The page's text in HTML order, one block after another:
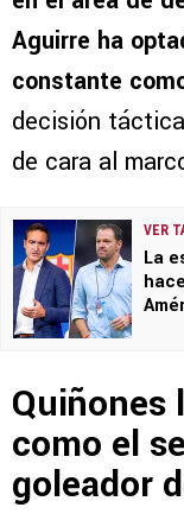
Aguirre ha
constante
decisión
de cara al
VER
La
Quiñones
como el
goleador